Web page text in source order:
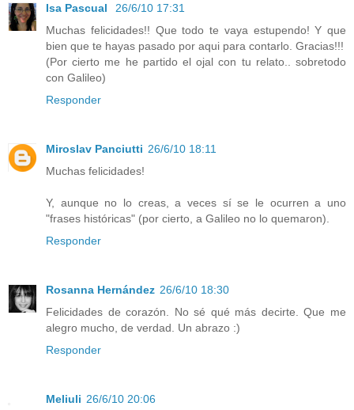
Isa Pascual
26/6/10 17:31
Muchas felicidades!! Que todo te vaya estupendo! Y que
bien que te hayas pasado por aqui para contarlo. Gracias!!!
(Por cierto me he partido el ojal con tu relato.. sobretodo
con Galileo)
Responder
Miroslav Panciutti 26/6/10 18:11
Muchas felicidades!
Y, aunque no lo creas, a veces sí se le ocurren a uno
"frases históricas" (por cierto, a Galileo no lo quemaron).
Responder
Rosanna Hernández 26/6/10 18:30
Felicidades de corazón. No sé qué más decirte. Que me
alegro mucho, de verdad. Un abrazo :)
Responder
Meliuli 26/6/10 20:06